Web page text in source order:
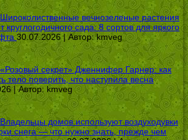
Широколиственные вечнозеленые растения
круглогодичного сада: 8 сортов для яркого
30.07.2026 | Автор:kmveg
«Розовый секрет» Дженнифер Гарнер: как
тело поверить, что наступила весна
| Автор: kmveg
Владельцы домов используют воздуходувки
снега — что нужно знать, прежде чем